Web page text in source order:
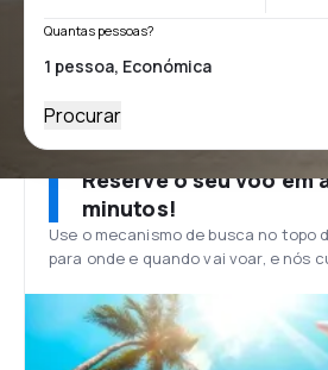
Quantas pessoas?
Procurar
Reserve o seu voo em
minutos!
Use o mecanismo de busca no topo
para onde e quando vai voar, e nós